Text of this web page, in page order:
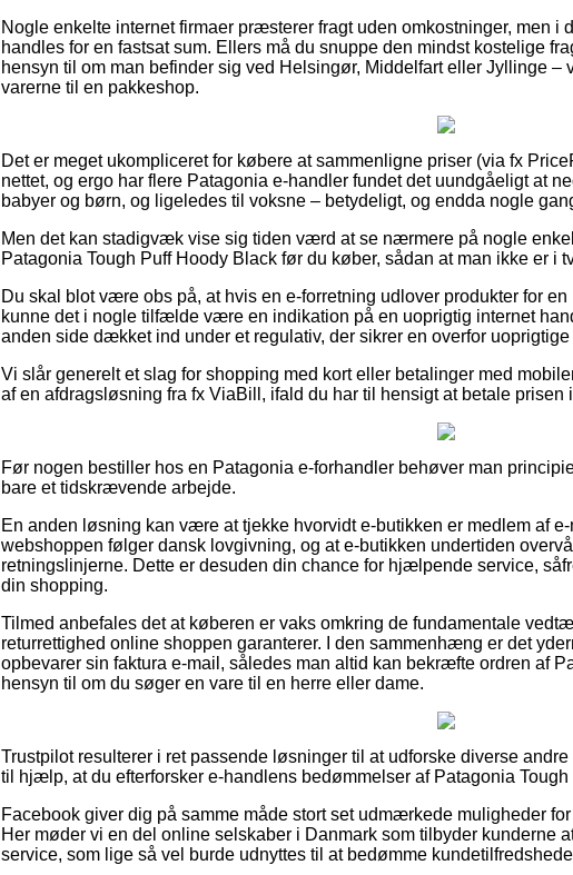
Nogle enkelte internet firmaer præsterer fragt uden omkostninger, men
handles for en fastsat sum. Ellers må du snuppe den mindst kostelige
hensyn til om man befinder sig ved Helsingør, Middelfart eller Jyllinge –
varerne til en pakkeshop.
Det er meget ukompliceret for købere at sammenligne priser (via fx
nettet, og ergo har flere Patagonia e-handler fundet det uundgåeligt at
babyer og børn, og ligeledes til voksne – betydeligt, og endda nogle
Men det kan stadigvæk vise sig tiden værd at se nærmere på nogle
Patagonia Tough Puff Hoody Black før du køber, sådan at man ikke er i
Du skal blot være obs på, at hvis en e-forretning udlover produkter for
kunne det i nogle tilfælde være en indikation på en uoprigtig internet
anden side dækket ind under et regulativ, der sikrer en overfor uoprigtige
Vi slår generelt et slag for shopping med kort eller betalinger med
af en afdragsløsning fra fx ViaBill, ifald du har til hensigt at betale prisen
Før nogen bestiller hos en Patagonia e-forhandler behøver man
bare et tidskrævende arbejde.
En anden løsning kan være at tjekke hvorvidt e-butikken er medlem af
webshoppen følger dansk lovgivning, og at e-butikken undertiden
retningslinjerne. Dette er desuden din chance for hjælpende service,
din shopping.
Tilmed anbefales det at køberen er vaks omkring de fundamentale
returrettighed online shoppen garanterer. I den sammenhæng er det
opbevarer sin faktura e-mail, således man altid kan bekræfte ordren af
hensyn til om du søger en vare til en herre eller dame.
Trustpilot resulterer i ret passende løsninger til at udforske diverse
til hjælp, at du efterforsker e-handlens bedømmelser af Patagonia
Facebook giver dig på samme måde stort set udmærkede muligheder
Her møder vi en del online selskaber i Danmark som tilbyder kunderne
service, som lige så vel burde udnyttes til at bedømme